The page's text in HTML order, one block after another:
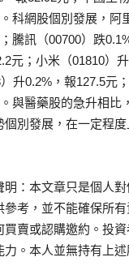
科網股個別發展，阿
騰訊（00700）跌
元；小米（01810）
升0.2%，報127.5元
與醫藥股的急升相比
個別發展，在一定程
明：本文章只是個人
參考，並不能確保所
買賣或認購邀約。投
。本人並無持有上述